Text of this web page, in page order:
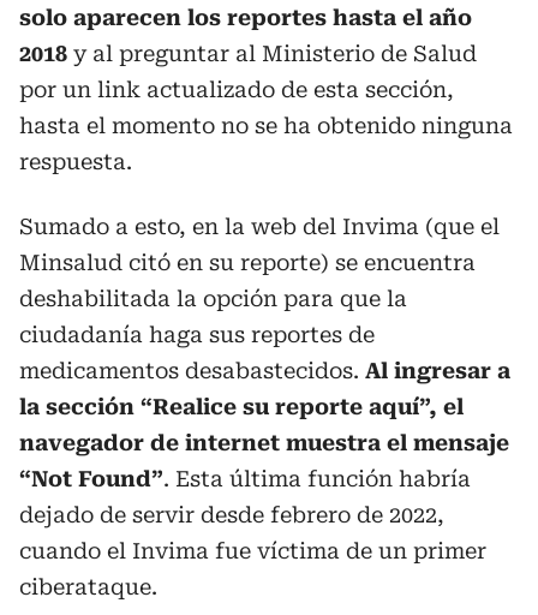
solo aparecen los reportes hasta el año
2018 y al preguntar al Ministerio de Salud
por un link actualizado de esta sección,
hasta el momento no se ha obtenido ninguna
respuesta.
Sumado a esto, en la web del Invima (que el
Minsalud citó en su reporte) se encuentra
deshabilitada la opción para que la
ciudadanía haga sus reportes de
medicamentos desabastecidos. Al ingresar a
la sección “Realice su reporte aquí”, el
navegador de internet muestra el mensaje
“Not Found”. Esta última función habría
dejado de servir desde febrero de 2022,
cuando el Invima fue víctima de un primer
ciberataque.